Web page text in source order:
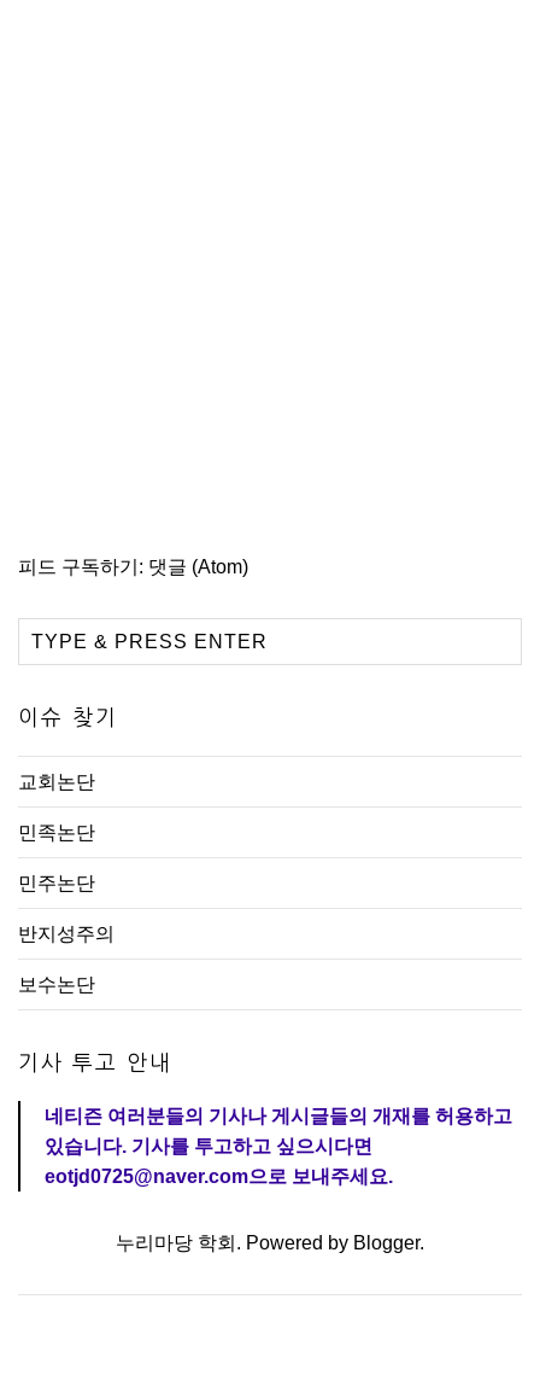
피드 구독하기: 댓글 (Atom)
이슈 찾기
교회논단
민족논단
민주논단
반지성주의
보수논단
기사 투고 안내
네티즌 여러분들의 기사나 게시글들의 개재를 허용하고
있습니다. 기사를 투고하고 싶으시다면
eotjd0725@naver.com으로 보내주세요.
누리마당 학회. Powered by Blogger.